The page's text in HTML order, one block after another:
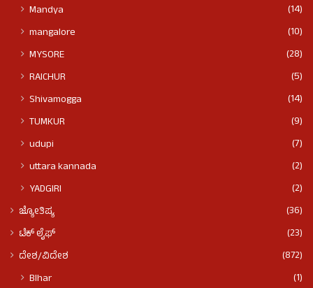
Mandya
(14)
mangalore
(10)
MYSORE
(28)
RAICHUR
(5)
Shivamogga
(14)
TUMKUR
(9)
udupi
(7)
uttara kannada
(2)
YADGIRI
(2)
ಜ್ಯೋತಿಷ್ಯ
(36)
ಟೆಕ್ ಲೈಫ್
(23)
ದೇಶ/ವಿದೇಶ
(872)
BIhar
(1)